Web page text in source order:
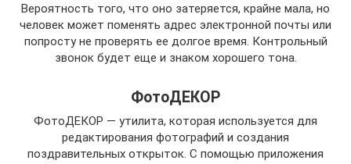
Вероятность того, что оно затеряется, крайне мала, но
человек может поменять адрес электронной почты или
попросту не проверять ее долгое время. Контрольный
звонок будет еще и знаком хорошего тона.
ФотоДЕКОР
ФотоДЕКОР — утилита, которая используется для
редактирования фотографий и создания
поздравительных открыток. С помощью приложения